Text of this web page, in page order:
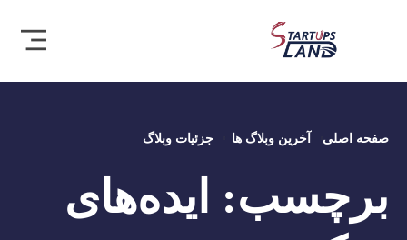
صفحه اصلی آخرین وبلاگ ها جزئیات وبلاگ
برچسب: ایده‌های